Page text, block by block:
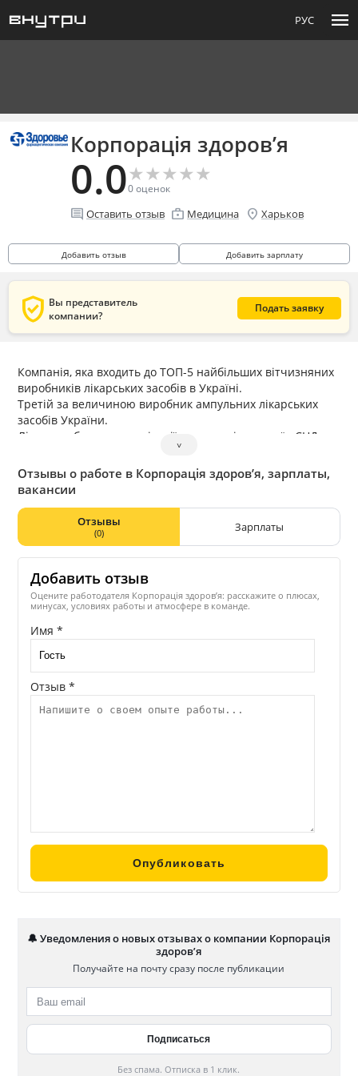
РУС menu
Корпорація здоров’я
0.0★
★★
★★
★★
★★
★
0оценок
comment Оставить отзыв enterprise Медицина location_on Харьков
Добавить отзыв Добавить зарплату
verified_user Вы представитель
компании?
Подать заявку
Компанія, яка входить до ТОП-5 найбільших вітчизняних
виробників лікарських засобів в Україні.
Третій за величиною виробник ампульних лікарських
засобів України.
Лідер за обсягами реалізації препаратів до країн СНД
серед українських виробників.
Понад 350 найменувань лікарських засобів усіх
фармакотерапевтичних груп.
˅
Отзывы о работе в Корпорація здоров’я, зарплаты,
вакансии
Отзывы
(0) Зарплаты
Добавить отзыв
Оцените работодателя Корпорація здоров’я: расскажите о плюсах,
минусах, условиях работы и атмосфере в команде.
Имя *
Отзыв *
🔔 Уведомления о новых отзывах о компании Корпорація
здоров’я
Получайте на почту сразу после публикации
Без спама. Отписка в 1 клик.